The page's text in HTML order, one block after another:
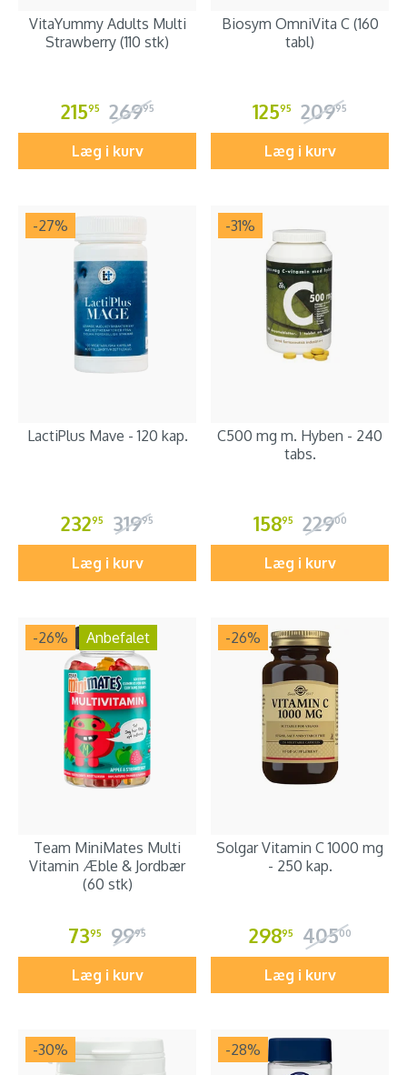
VitaYummy Adults Multi
Strawberry (110 stk)
21595 26995
Læg i kurv
Biosym OmniVita C (160
tabl)
12595 20995
Læg i kurv
-27%
LactiPlus Mave - 120 kap.
23295 31995
Læg i kurv
-31%
C500 mg m. Hyben - 240
tabs.
15895 22900
Læg i kurv
-26% Anbefalet
Team MiniMates Multi
Vitamin Æble & Jordbær
(60 stk)
7395 9995
Læg i kurv
-26%
Solgar Vitamin C 1000 mg
- 250 kap.
29895 40500
Læg i kurv
-30% -28%